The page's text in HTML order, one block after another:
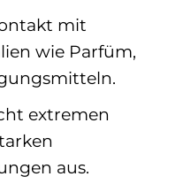
mit
wie Parfüm,
extremen
aus.